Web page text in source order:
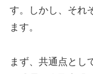
す。しかし、それ
ます。
まず、共通点とし